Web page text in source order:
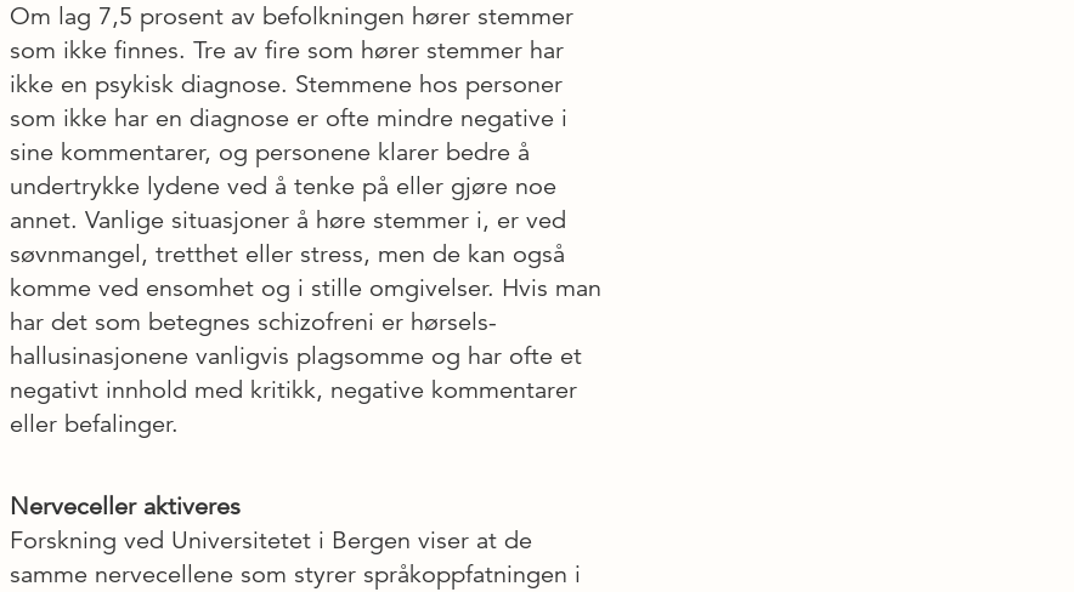
Om lag 7,5 prosent av befolkningen hører stemmer
som ikke finnes. Tre av fire som hører stemmer har
ikke en psykisk diagnose. Stemmene hos personer
som ikke har en diagnose er ofte mindre negative i
sine kommentarer, og personene klarer bedre å
undertrykke lydene ved å tenke på eller gjøre noe
annet. Vanlige situasjoner å høre stemmer i, er ved
søvnmangel, tretthet eller stress, men de kan også
komme ved ensomhet og i stille om­givelser. Hvis man
har det som betegnes schizofreni er hørsels­
hallusinasjonene vanligvis plagsomme og har ofte et
negativt innhold med kritikk, negative kommentarer
eller befalinger.
Nerveceller aktiveres
Forskning ved Universitetet i Bergen viser at de
samme nerve­cellene som styrer språkoppfatningen i